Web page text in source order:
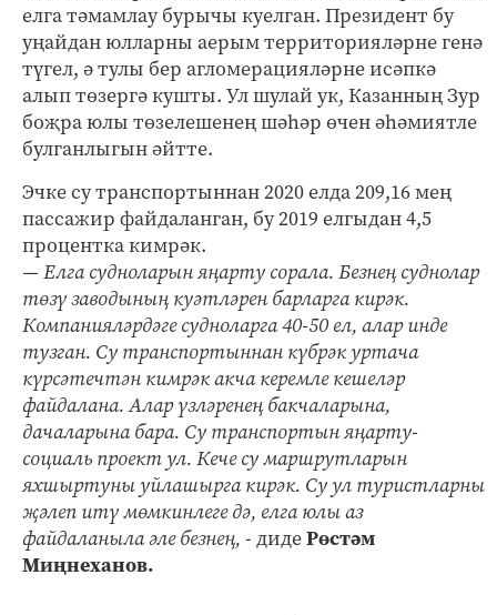
елга тәмамлау бурычы куелган. Президент бу
уңайдан юлларны аерым территорияләрне генә
түгел, ә тулы бер агломерацияләрне исәпкә
алып төзергә кушты. Ул шулай ук, Казанның Зур
боҗра юлы төзелешенең шәһәр өчен әһәмиятле
булганлыгын әйтте.
Эчке су транспортыннан 2020 елда 209,16 мең
пассажир файдаланган, бу 2019 елгыдан 4,5
процентка кимрәк.
— Елга судноларын яңарту сорала. Безнең суднолар
төзү заводының куәтләрен барларга кирәк.
Компанияләрдәге судноларга 40-50 ел, алар инде
тузган. Су транспортыннан күбрәк уртача
күрсәтечтән кимрәк акча керемле кешеләр
файдалана. Алар үзләренең бакчаларына,
дачаларына бара. Су транспортын яңарту-
социаль проект ул. Кече су маршрутларын
яхшыртуны уйлашырга кирәк. Су ул туристларны
җәлеп итү мөмкинлеге дә, елга юлы аз
файдаланыла әле безнең, - дидеРөстәм
Миңнеханов.